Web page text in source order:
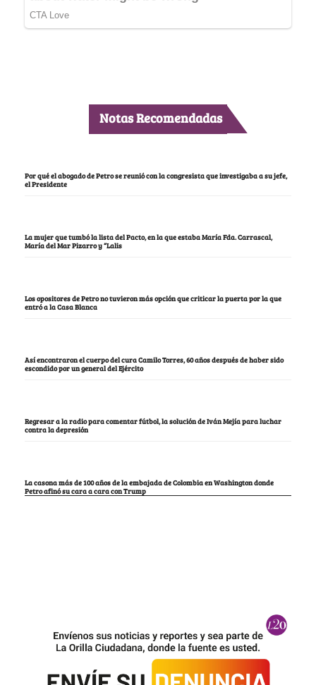
Notas Recomendadas
Por qué el abogado de Petro se reunió con la congresista que investigaba a su jefe,
el Presidente
La mujer que tumbó la lista del Pacto, en la que estaba María Fda. Carrascal,
María del Mar Pizarro y “Lalis
Los opositores de Petro no tuvieron más opción que criticar la puerta por la que
entró a la Casa Blanca
Así encontraron el cuerpo del cura Camilo Torres, 60 años después de haber sido
escondido por un general del Ejército
Regresar a la radio para comentar fútbol, la solución de Iván Mejía para luchar
contra la depresión
La casona más de 100 años de la embajada de Colombia en Washington donde
Petro afinó su cara a cara con Trump